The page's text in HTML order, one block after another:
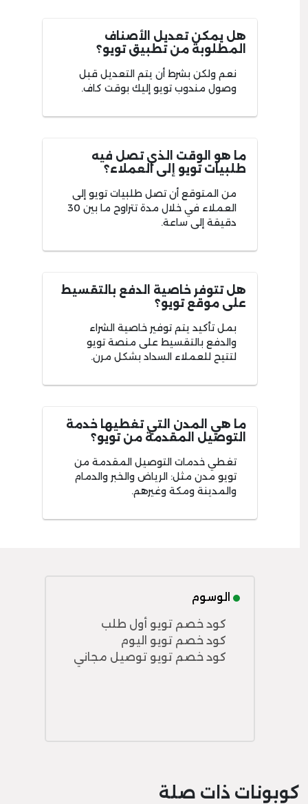
هل يمكن تعديل الأصناف
المطلوبة من تطبيق تويو؟
نعم ولكن بشرط أن يتم التعديل قبل
وصول مندوب تويو إليك بوقت كاف.
ما هو الوقت الذي تصل فيه
طلبيات تويو إلى العملاء؟
من المتوقع أن تصل طلبيات تويو إلى
العملاء في خلال مدة تتراوح ما بين 30
دقيقة إلى ساعة.
هل تتوفر خاصية الدفع بالتقسيط
على موقع تويو؟
بمل تأكيد يتم توفير خاصية الشراء
والدفع بالتقسيط على منصة تويو
لتتيح للعملاء السداد بشكل مرن.
ما هي المدن التي تغطيها خدمة
التوصيل المقدمة من تويو؟
تغطي خدمات التوصيل المقدمة من
تويو مدن مثل: الرياض والخبر والدمام
والمدينة ومكة وغيرهم.
الوسوم
كود خصم تويو أول طلب
كود خصم تويو اليوم
كود خصم تويو توصيل مجاني
كوبونات ذات صلة